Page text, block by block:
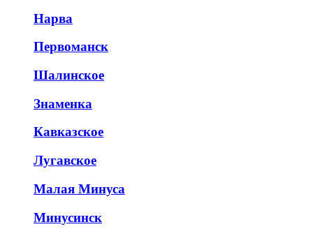
Нарва
Первоманск
Шалинское
Знаменка
Кавказское
Лугавское
Малая Минуса
Минусинск